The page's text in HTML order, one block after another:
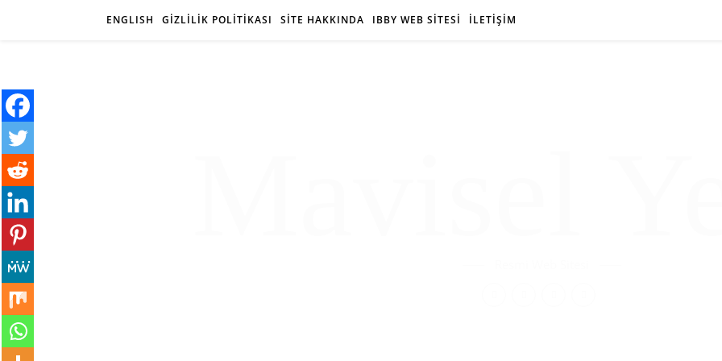
ENGLISH GİZLİLİK POLİTİKASI SİTE HAKKINDA IBBY WEB SİTESİ İLETİŞİM